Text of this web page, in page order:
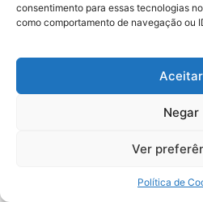
consentimento para essas tecnologias
como comportamento de navegação ou
Aceitar
Negar
Ver
Política de